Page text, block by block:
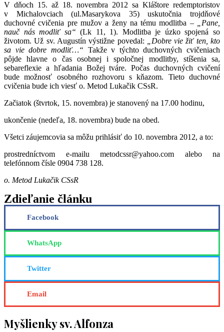
V dňoch 15. až 18. novembra 2012 sa Kláštore redemptoristov
v Michalovciach (ul.Masarykova 35) uskutočnia trojdňové
duchovné cvičenia pre mužov a ženy na tému modlitba –
„Pane,
nauč nás modliť sa“ (Lk 11, 1). Modlitba je úzko spojená so
životom. Už sv. Augustín výstižne povedal:
„Dobre vie žiť ten, kto
sa vie dobre modliť…“ Takže v týchto duchovných cvičeniach
pôjde hlavne o čas osobnej i spoločnej modlitby, stíšenia sa,
sebareflexie a hľadania Božej tváre. Počas duchovných cvičení
bude možnosť osobného rozhovoru s kňazom. Tieto duchovné
cvičenia bude ich viesť o. Metod Lukačik CSsR.
Začiatok (štvrtok, 15. novembra) je stanovený na 17.00 hodinu,
ukončenie (nedeľa, 18. novembra) bude na obed.
Všetci záujemcovia sa môžu prihlásiť do 10. novembra 2012, a to:
prostredníctvom e-mailu metodcssr@yahoo.com alebo na
telefónnom čísle 0904 738 128.
o. Metod Lukačik CSsR
Zdieľanie článku
Facebook
WhatsApp
Twitter
Email
Myšlienky sv. Alfonza